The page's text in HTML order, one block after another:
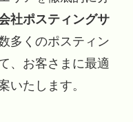
社ポスティングサ
多くのポスティン
、お客さまに最適
いたします。